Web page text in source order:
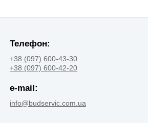
Телефон:
+38 (097) 600-43-30
+38 (097) 600-42-20
e-mail:
info@budservic.com.ua